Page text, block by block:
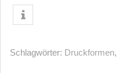
Schlagwörter: Druckformen,